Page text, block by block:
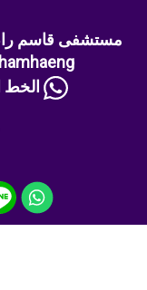
مستشفى قاسم راض
+الخط